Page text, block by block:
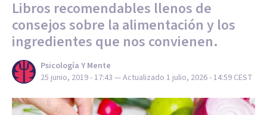
Libros recomendables llenos de
consejos sobre la alimentación y los
ingredientes que nos convienen.
Psicología Y Mente
25 junio, 2019 - 17:43 — Actualizado 1 julio, 2026 - 14:59 CEST